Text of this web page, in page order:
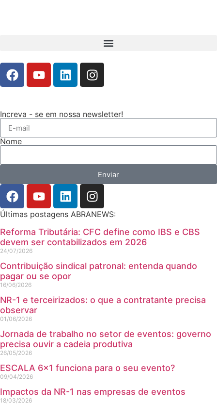
Increva - se em nossa newsletter!
Nome
Enviar
Últimas postagens ABRANEWS:
Reforma Tributária: CFC define como IBS e CBS
devem ser contabilizados em 2026
24/07/2026
Contribuição sindical patronal: entenda quando
pagar ou se opor
16/06/2026
NR-1 e terceirizados: o que a contratante precisa
observar
01/06/2026
Jornada de trabalho no setor de eventos: governo
precisa ouvir a cadeia produtiva
26/05/2026
ESCALA 6×1 funciona para o seu evento?
09/04/2026
Impactos da NR-1 nas empresas de eventos
18/03/2026